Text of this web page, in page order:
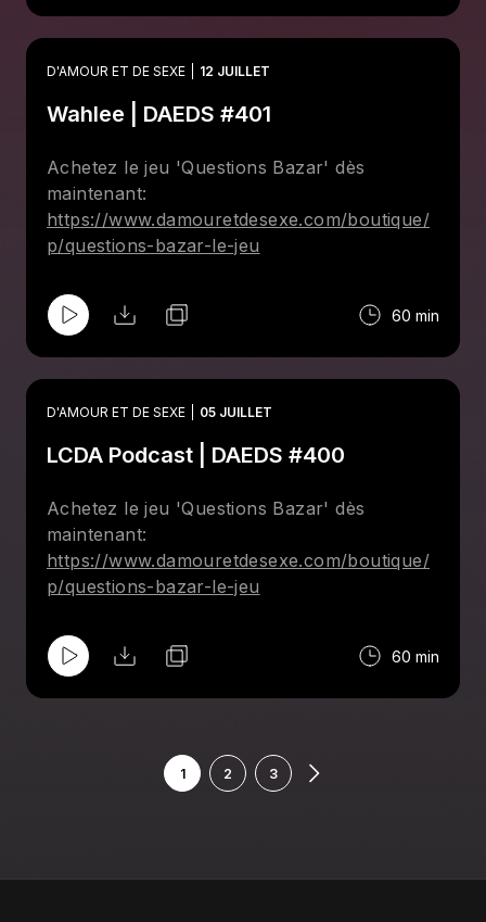
de son ex pour surmonter une rupture et
aux enjeux que ça soulève. Simon démystifie
libertin, sa clientèle, les règles d’hygiène et
conversations essentielles à avoir avant d’y
mettre les pieds, de la monogamie, des
réalités de l’échangisme et des mesures
mises en place pour assurer la sécurité de
D'AMOUR ET DE SEXE 12 JUILLET
Wahlee | DAEDS #401
Achetez le jeu 'Questions Bazar' dès
maintenant:
https://www.damouretdesexe.com/boutique/
p/questions-bazar-le-jeu
60 min
D'AMOUR ET DE SEXE 05 JUILLET
LCDA Podcast | DAEDS #400
Achetez le jeu 'Questions Bazar' dès
maintenant:
https://www.damouretdesexe.com/boutique/
p/questions-bazar-le-jeu
60 min
1 2 3